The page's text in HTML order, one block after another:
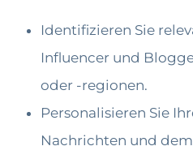
Identifizieren Sie
Influencer und
oder -regionen.
Personalisieren Sie
Nachrichten und